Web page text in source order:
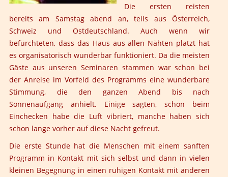
Die ersten reisten
bereits am Samstag abend an, teils aus Österreich,
Schweiz und Ostdeutschland. Auch wenn wir
befürchteten, dass das Haus aus allen Nähten platzt hat
es organisatorisch wunderbar funktioniert. Da die meisten
Gäste aus unseren Seminaren stammen war schon bei
der Anreise im Vorfeld des Programms eine wunderbare
Stimmung, die den ganzen Abend bis nach
Sonnenaufgang anhielt. Einige sagten, schon beim
Einchecken habe die Luft vibriert, manche haben sich
schon lange vorher auf diese Nacht gefreut.
Die erste Stunde hat die Menschen mit einem sanften
Programm in Kontakt mit sich selbst und dann in vielen
kleinen Begegnung in einen ruhigen Kontakt mit anderen